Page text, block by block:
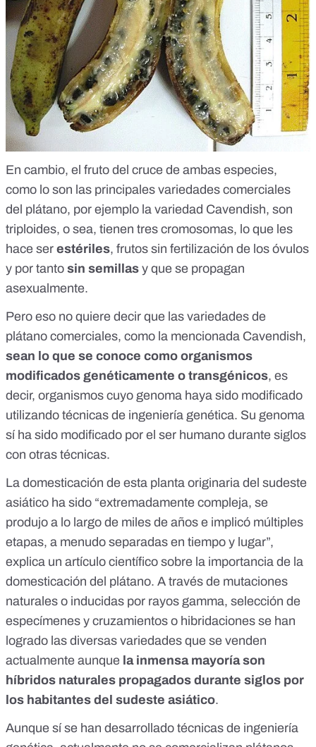
En cambio, el fruto del cruce de ambas especies,
como lo son las principales variedades comerciales
del plátano, por ejemplo la variedad Cavendish, son
triploides, o sea, tienen tres cromosomas, lo que les
hace ser estériles, frutos sin fertilización de los óvulos
y por tanto sin semillas y que se propagan
asexualmente.
Pero eso no quiere decir que las variedades de
plátano comerciales, como la mencionada Cavendish,
sean lo que se conoce como organismos
modificados genéticamente o transgénicos, es
decir, organismos cuyo genoma haya sido modificado
utilizando técnicas de ingeniería genética. Su genoma
sí ha sido modificado por el ser humano durante siglos
con otras técnicas.
La domesticación de esta planta originaria del sudeste
asiático ha sido “extremadamente compleja, se
produjo a lo largo de miles de años e implicó múltiples
etapas, a menudo separadas en tiempo y lugar”,
explica un artículo científico sobre la importancia de la
domesticación del plátano. A través de mutaciones
naturales o inducidas por rayos gamma, selección de
especímenes y cruzamientos o hibridaciones se han
logrado las diversas variedades que se venden
actualmente aunque la inmensa mayoría son
híbridos naturales propagados durante siglos por
los habitantes del sudeste asiático.
Aunque sí se han desarrollado técnicas de ingeniería